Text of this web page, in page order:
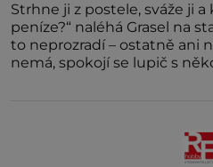
Strhne ji z postele, sváže ji a
peníze?“ naléhá Grasel na
to neprozradí – ostatně ani
nemá, spokojí se lupič s